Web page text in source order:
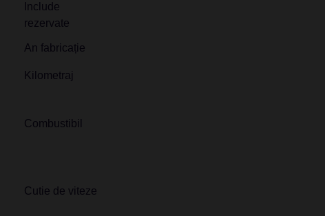
Include
rezervate
An fabricație
Kilometraj
Combustibil
Cutie de viteze